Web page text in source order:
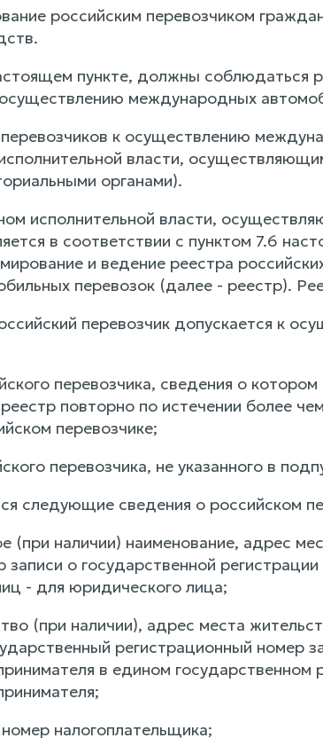
российским перевозчиком
пункте, должны соблюдаться
международных
к осуществлению
власти,
органами).
исполнительной власти,
в соответствии с пунктом 7.6
и ведение реестра
перевозок (далее - реестр).
перевозчик допускается к
перевозчика, сведения о
повторно по истечении более
перевозчике;
перевозчика, не указанного в
следующие сведения о российском
(при наличии) наименование, адрес
записи о государственной
- для юридического лица;
(при наличии), адрес места
регистрационный номер
в едином
налогоплательщика;